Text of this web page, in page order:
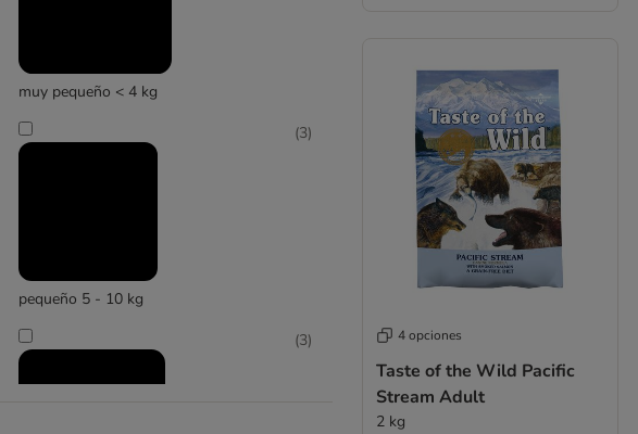
muy pequeño < 4 kg
pequeño 5 - 10 kg
(3)
(3) 4 opciones
Taste of the Wild Pacific
Stream Adult
2 kg